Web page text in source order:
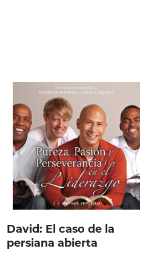
David: El caso de la
persiana abierta